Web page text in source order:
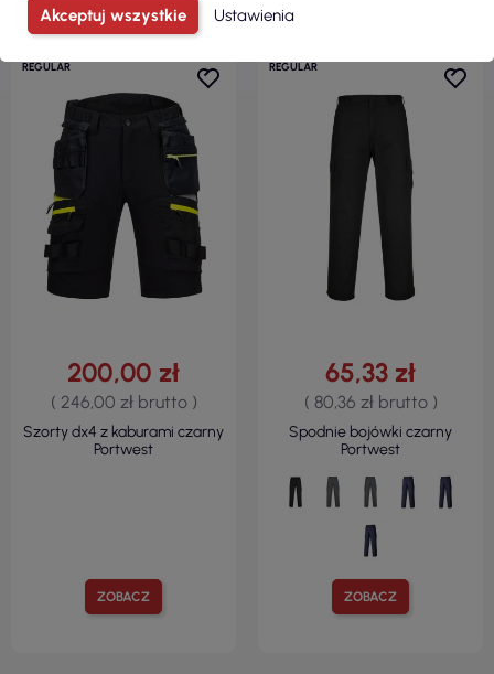
REGULAR
ZOBACZ
200,00 zł
( 246,00 zł brutto )
Szorty dx4 z kaburami czarny
Portwest
REGULAR
ZOBACZ
65,33 zł
( 80,36 zł brutto )
Spodnie bojówki czarny
Portwest
Akceptuj wszystkie Ustawienia